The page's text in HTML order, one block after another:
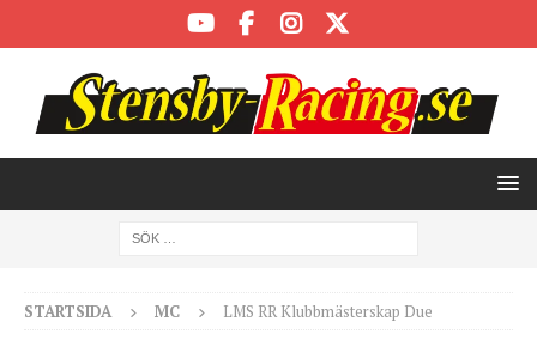
STARTSIDA MC LMS RR Klubbmästerskap Due